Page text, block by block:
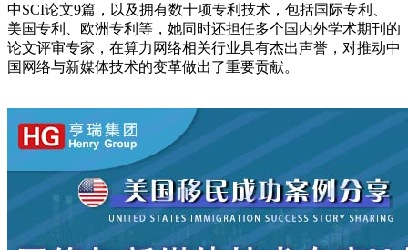
中SCI论文9篇，以及拥有数十项专利技术，包括国际专利、
美国专利、欧洲专利等，她同时还担任多个国内外学术期刊的
论文评审专家，在算力网络相关行业具有杰出声誉，对推动中
国网络与新媒体技术的变革做出了重要贡献。